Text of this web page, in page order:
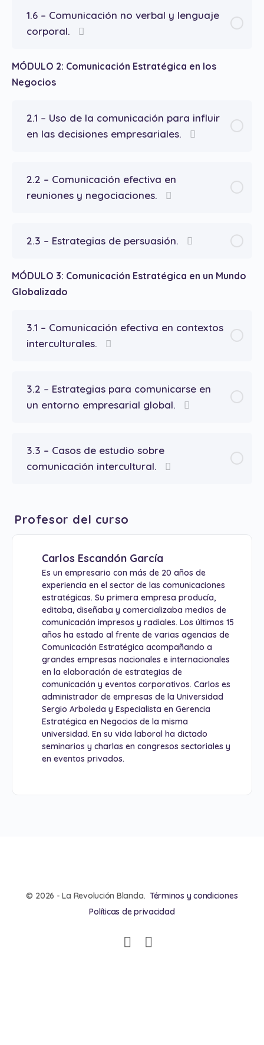
1.6 – Comunicación no verbal y lenguaje
corporal.
MÓDULO 2: Comunicación Estratégica en los
Negocios
2.1 – Uso de la comunicación para influir
en las decisiones empresariales.
2.2 – Comunicación efectiva en
reuniones y negociaciones.
2.3 – Estrategias de persuasión.
MÓDULO 3: Comunicación Estratégica en un Mundo
Globalizado
3.1 – Comunicación efectiva en contextos
interculturales.
3.2 – Estrategias para comunicarse en
un entorno empresarial global.
3.3 – Casos de estudio sobre
comunicación intercultural.
Profesor del curso
Carlos Escandón García
Es un empresario con más de 20 años de
experiencia en el sector de las comunicaciones
estratégicas. Su primera empresa producía,
editaba, diseñaba y comercializaba medios de
comunicación impresos y radiales. Los últimos 15
años ha estado al frente de varias agencias de
Comunicación Estratégica acompañando a
grandes empresas nacionales e internacionales
en la elaboración de estrategias de
comunicación y eventos corporativos. Carlos es
administrador de empresas de la Universidad
Sergio Arboleda y Especialista en Gerencia
Estratégica en Negocios de la misma
universidad. En su vida laboral ha dictado
seminarios y charlas en congresos sectoriales y
en eventos privados.
© 2026 - La Revolución Blanda. Términos y condiciones
Políticas de privacidad